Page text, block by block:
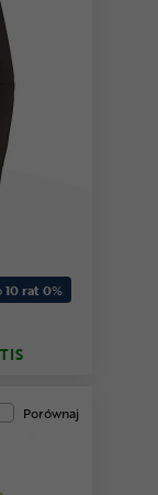
10 rat 0%
Porównaj